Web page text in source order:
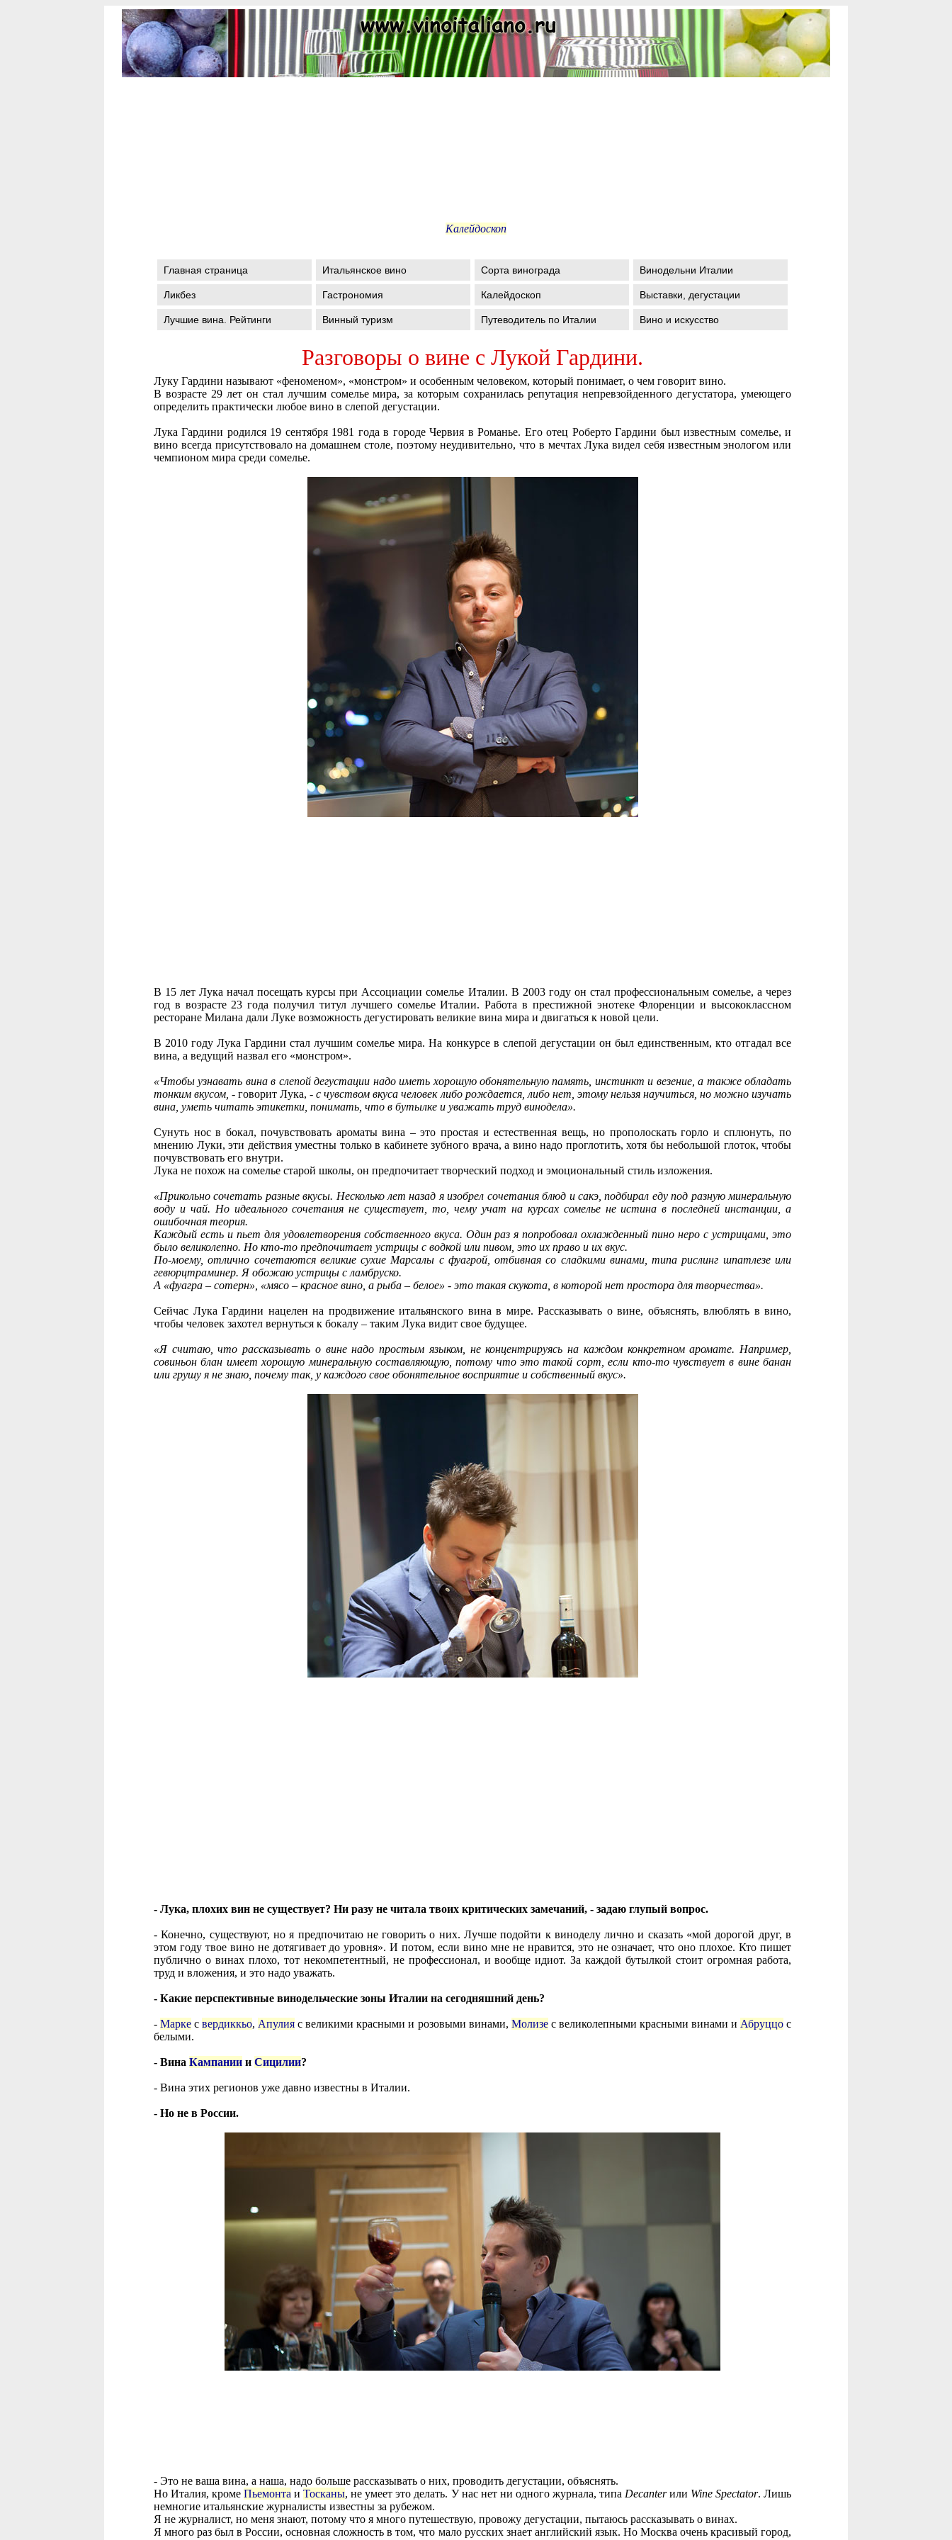
Калейдоскоп
Главная страница Итальянское вино Сорта винограда Винодельни Италии
Ликбез Гастрономия Калейдоскоп Выставки, дегустации
Лучшие вина. Рейтинги Винный туризм Путеводитель по Италии Вино и искусство
Разговоры о вине с Лукой Гардини.
Луку Гардини называют «феноменом», «монстром» и особенным человеком, который понимает, о чем говорит вино.
В возрасте 29 лет он стал лучшим сомелье мира, за которым сохранилась репутация непревзойденного дегустатора, умеющего
определить практически любое вино в слепой дегустации.
Лука Гардини родился 19 сентября 1981 года в городе Червия в Романье. Его отец Роберто Гардини был известным сомелье, и
вино всегда присутствовало на домашнем столе, поэтому неудивительно, что в мечтах Лука видел себя известным энологом или
чемпионом мира среди сомелье.
В 15 лет Лука начал посещать курсы при Ассоциации сомелье Италии. В 2003 году он стал профессиональным сомелье, а через
год в возрасте 23 года получил титул лучшего сомелье Италии. Работа в престижной энотеке Флоренции и высококлассном
ресторане Милана дали Луке возможность дегустировать великие вина мира и двигаться к новой цели.
В 2010 году Лука Гардини стал лучшим сомелье мира. На конкурсе в слепой дегустации он был единственным, кто отгадал все
вина, а ведущий назвал его «монстром».
«Чтобы узнавать вина в слепой дегустации надо иметь хорошую обонятельную память, инстинкт и везение, а также обладать
тонким вкусом, - говорит Лука, -с чувством вкуса человек либо рождается, либо нет, этому нельзя научиться, но можно изучать
вина, уметь читать этикетки, понимать, что в бутылке и уважать труд винодела».
Сунуть нос в бокал, почувствовать ароматы вина – это простая и естественная вещь, но прополоскать горло и сплюнуть, по
мнению Луки, эти действия уместны только в кабинете зубного врача, а вино надо проглотить, хотя бы небольшой глоток, чтобы
почувствовать его внутри.
Лука не похож на сомелье старой школы, он предпочитает творческий подход и эмоциональный стиль изложения.
«Прикольно сочетать разные вкусы. Несколько лет назад я изобрел сочетания блюд и сакэ, подбирал еду под разную минеральную
воду и чай. Но идеального сочетания не существует, то, чему учат на курсах сомелье не истина в последней инстанции, а
ошибочная теория.
Каждый есть и пьет для удовлетворения собственного вкуса. Один раз я попробовал охлажденный пино неро с устрицами, это
было великолепно. Но кто-то предпочитает устрицы с водкой или пивом, это их право и их вкус.
По-моему, отлично сочетаются великие сухие Марсалы с фуагрой, отбивная со сладкими винами, типа рислинг шпатлезе или
гевюрцтраминер. Я обожаю устрицы с ламбруско.
А «фуагра – сотерн», «мясо – красное вино, а рыба – белое» - это такая скукота, в которой нет простора для творчества».
Сейчас Лука Гардини нацелен на продвижение итальянского вина в мире. Рассказывать о вине, объяснять, влюблять в вино,
чтобы человек захотел вернуться к бокалу – таким Лука видит свое будущее.
«Я считаю, что рассказывать о вине надо простым языком, не концентрируясь на каждом конкретном аромате. Например,
совиньон блан имеет хорошую минеральную составляющую, потому что это такой сорт, если кто-то чувствует в вине банан
или грушу я не знаю, почему так, у каждого свое обонятельное восприятие и собственный вкус».
- Лука, плохих вин не существует? Ни разу не читала твоих критических замечаний, - задаю глупый вопрос.
- Конечно, существуют, но я предпочитаю не говорить о них. Лучше подойти к виноделу лично и сказать «мой дорогой друг, в
этом году твое вино не дотягивает до уровня». И потом, если вино мне не нравится, это не означает, что оно плохое. Кто пишет
публично о винах плохо, тот некомпетентный, не профессионал, и вообще идиот. За каждой бутылкой стоит огромная работа,
труд и вложения, и это надо уважать.
- Какие перспективные винодельческие зоны Италии на сегодняшний день?
-Марке свердиккьо, Апулия с великими красными и розовыми винами, Молизес великолепными красными винами и Абруццос
белыми.
- Вина Кампании и Сицилии?
- Вина этих регионов уже давно известны в Италии.
- Но не в России.
- Это не ваша вина, а наша, надо больше рассказывать о них, проводить дегустации, объяснять.
Но Италия, кромеПьемонта иТосканы, не умеет это делать. У нас нет ни одного журнала, типа Decanterили Wine Spectator. Лишь
немногие итальянские журналисты известны за рубежом.
Я не журналист, но меня знают, потому что я много путешествую, провожу дегустации, пытаюсь рассказывать о винах.
Я много раз был в России, основная сложность в том, что мало русских знает английский язык. Но Москва очень красивый город,